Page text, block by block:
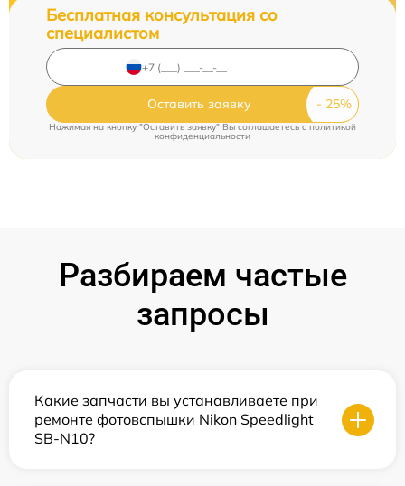
Бесплатная консультация со
специалистом
Оставить заявку
Нажимая на кнопку "Оставить заявку" Вы соглашаетесь cполитикой
конфиденциальности
Разбираем частые
запросы
Какие запчасти вы устанавливаете при
ремонте фотовспышки Nikon Speedlight
SB-N10?